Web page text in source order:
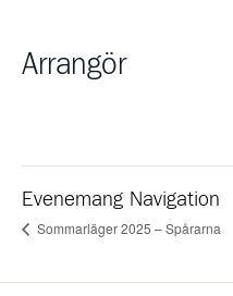
Arrangör
Evenemang Navigation
Sommarläger 2025 – Spårarna